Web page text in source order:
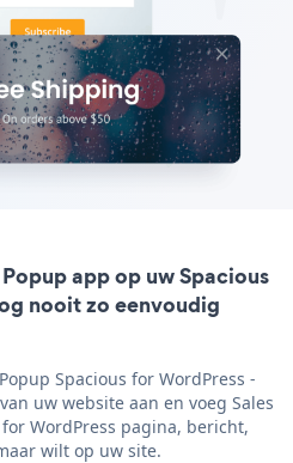
app op uw Spacious
nooit zo eenvoudig
Spacious for WordPress -
uw website aan en voeg Sales
WordPress pagina, bericht,
wilt op uw site.